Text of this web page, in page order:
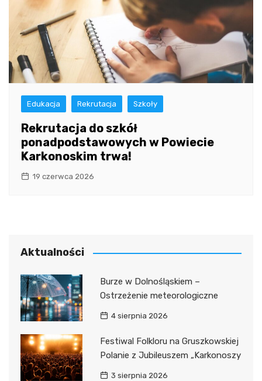
Edukacja Rekrutacja Szkoły
Rekrutacja do szkół
ponadpodstawowych w Powiecie
Karkonoskim trwa!
19 czerwca 2026
Aktualności
Burze w Dolnośląskiem –
Ostrzeżenie meteorologiczne
4 sierpnia 2026
Festiwal Folkloru na Gruszkowskiej
Polanie z Jubileuszem „Karkonoszy
3 sierpnia 2026